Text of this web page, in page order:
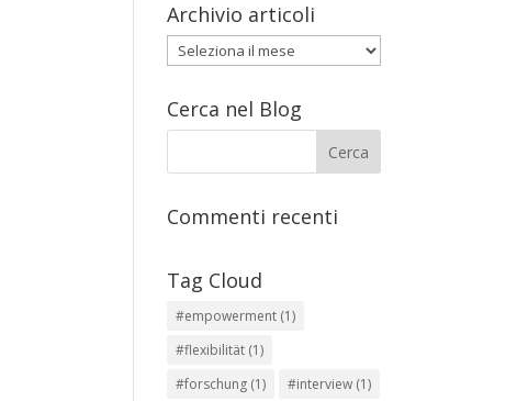
Archivio articoli
Archivio
articoli
Cerca nel Blog
Commenti recenti
Tag Cloud
#empowerment (1)
#flexibilität (1)
#forschung (1) #interview (1)